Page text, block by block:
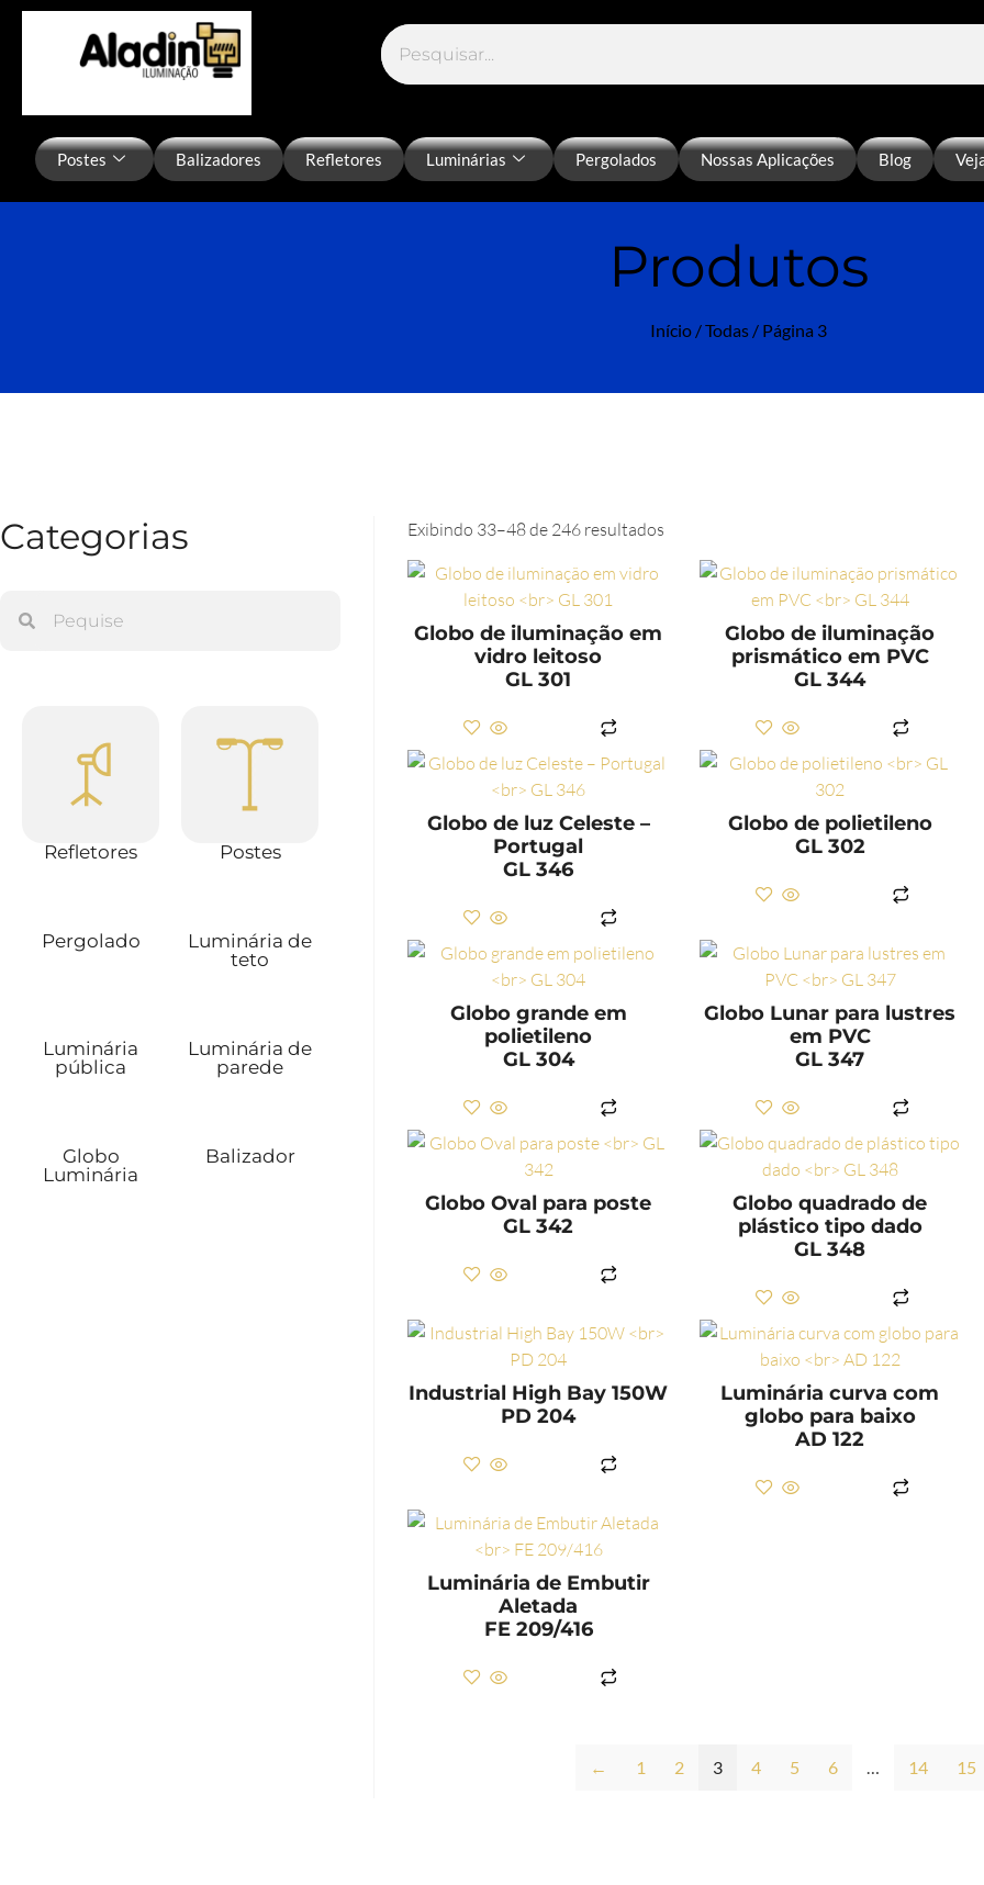
Postes Balizadores Refletores Luminárias Pergolados Nossas Aplicações Blog
Produtos
Início/Todas/ Página 3
Categorias
Refletores Postes
Pergolado
Luminária de
teto
Luminária
pública
Luminária de
parede
Globo
Luminária
Balizador
Exibindo 33–48 de 246 resultados
Globo de iluminação em
vidro leitoso
GL 301
Globo de iluminação
prismático em PVC
GL 344
Globo de luz Celeste –
Portugal
GL 346
Globo de polietileno
GL 302
Globo grande em
polietileno
GL 304
Globo Lunar para lustres
em PVC
GL 347
Globo Oval para poste
GL 342
Globo quadrado de
plástico tipo dado
GL 348
Industrial High Bay 150W
PD 204
Luminária curva com
globo para baixo
AD 122
Luminária de Embutir
Aletada
FE 209/416
← 1 2 3 4 5 6 … 14 15